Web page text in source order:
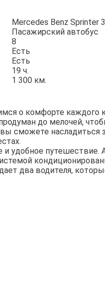
Mercedes Benz Sprinter
Пасажирский автобус
8
Есть
Есть
19 ч.
1 300 км.
о комфорте каждого
до мелочей,
сможете
удобное
два водителя,